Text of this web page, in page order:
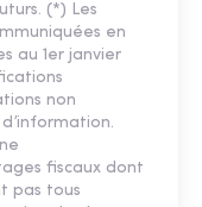
(*) Les
en
au 1er janvier
non
fiscaux dont
pas tous